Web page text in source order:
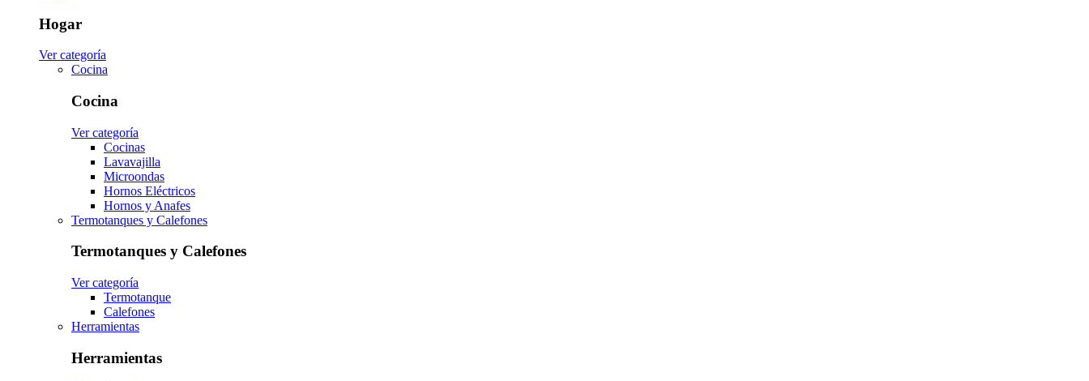
Hogar
Ver categoría
Cocina
Cocina
Ver categoría
Cocinas
Lavavajilla
Microondas
Hornos Eléctricos
Hornos y Anafes
Termotanques y Calefones
Termotanques y Calefones
Ver categoría
Termotanque
Calefones
Herramientas
Herramientas